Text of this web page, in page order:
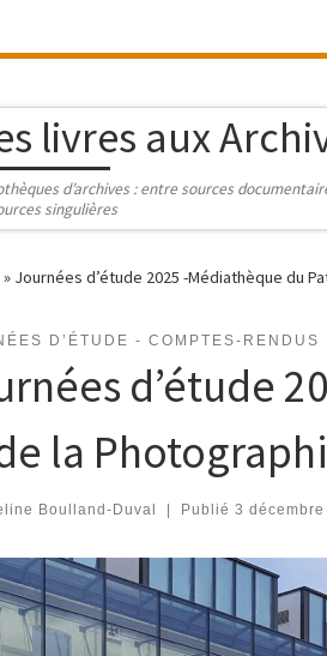
livres aux
d’archives : entre sources
singulières
» Journées d’étude 2025 -Médiathèque du
D’ÉTUDE - COMPTES-RENDUS
d’étude
la
Boulland-Duval Publié 3 décembre